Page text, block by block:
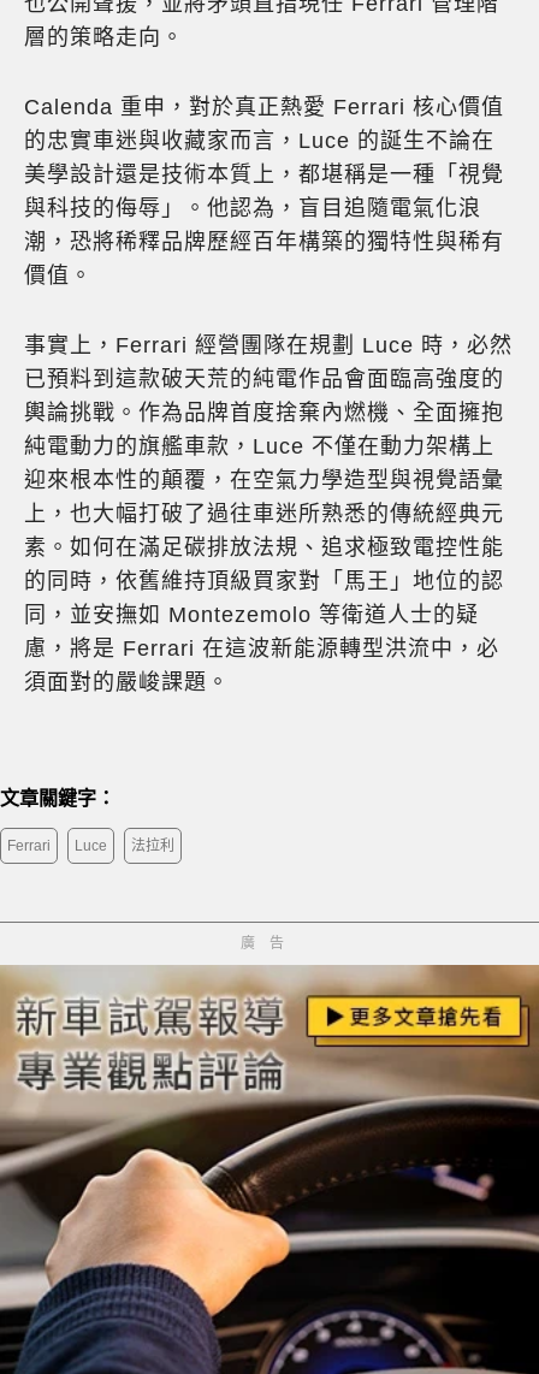
層的策略走向。
Calenda 重申，對於真正熱愛 Ferrari 核心價值
的忠實車迷與收藏家而言，Luce 的誕生不論在
美學設計還是技術本質上，都堪稱是一種「視覺
與科技的侮辱」。他認為，盲目追隨電氣化浪
潮，恐將稀釋品牌歷經百年構築的獨特性與稀有
價值。
事實上，Ferrari 經營團隊在規劃 Luce 時，必然
已預料到這款破天荒的純電作品會面臨高強度的
輿論挑戰。作為品牌首度捨棄內燃機、全面擁抱
純電動力的旗艦車款，Luce 不僅在動力架構上
迎來根本性的顛覆，在空氣力學造型與視覺語彙
上，也大幅打破了過往車迷所熟悉的傳統經典元
素。如何在滿足碳排放法規、追求極致電控性能
的同時，依舊維持頂級買家對「馬王」地位的認
同，並安撫如 Montezemolo 等衛道人士的疑
慮，將是 Ferrari 在這波新能源轉型洪流中，必
須面對的嚴峻課題。
文章關鍵字：
Ferrari Luce 法拉利
廣告